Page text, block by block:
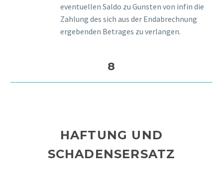
eventuellen Saldo zu Gunsten von infin die
Zahlung des sich aus der Endabrechnung
ergebenden Betrages zu verlangen.
8
HAFTUNG UND
SCHADENSERSATZ